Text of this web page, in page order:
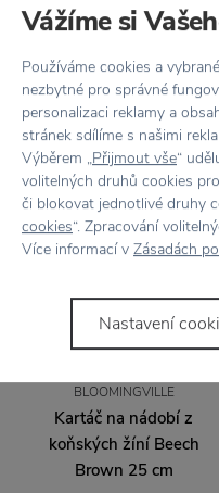
MERAKI
nádobí Herbal Nest
895 Kč
BLOOMINGVILLE
Kartáč na nádobí z
koňských žíní Beech
Brown 25 cm
Vážíme si
Používáme cookies a
nezbytné pro správné
personalizaci reklamy a
stránek sdílíme s našimi
Výběrem „Přijmout vše“
volitelných druhů cookies
či blokovat jednotlivé druhy
cookies“. Zpracování
Více informací v Zásadách
Nastavení